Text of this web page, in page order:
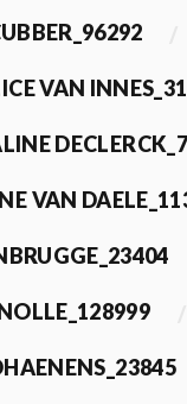
VAN
VAN